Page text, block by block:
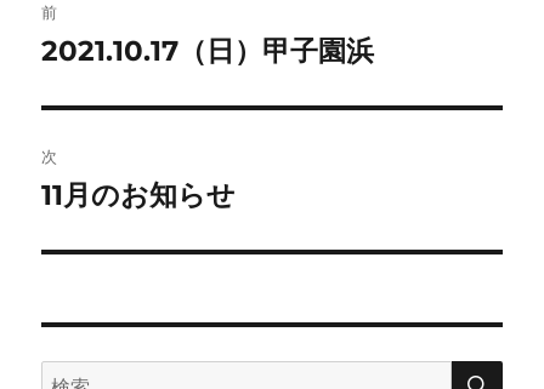
稿
ビ
ゲ
ー
前
前
投
稿:
2021.10.17（日）甲子園浜
次
次
投
11月のお知らせ
検
検